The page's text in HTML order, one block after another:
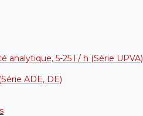
5-25 l / h (Série UPVA)
ADE, DE)